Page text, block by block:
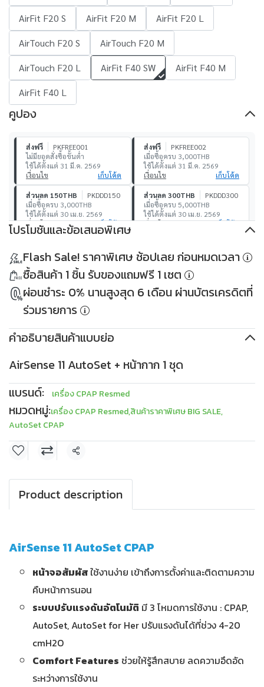
AirFit F20 S
AirFit F20 M
AirFit F20 L
AirTouch F20 S
AirTouch F20 M
AirTouch F20 L
AirFit F40 SW
AirFit F40 M
AirFit F40 L
คูปอง
ส่งฟรี
PKFREE001
ไม่มียอดสั่งซื้อขั้นต่ำ
ใช้ได้ตั้งแต่ 31 มี.ค. 2569
เงื่อนไข
เก็บโค้ด
ส่งฟรี
PKFREE002
เมื่อซื้อครบ 3,000THB
ใช้ได้ตั้งแต่ 31 มี.ค. 2569
เงื่อนไข
เก็บโค้ด
ส่วนลด 150THB
PKDDD150
เมื่อซื้อครบ 3,000THB
ใช้ได้ตั้งแต่ 30 เม.ย. 2569
เงื่อนไข
เก็บโค้ด
ส่วนลด 300THB
PKDDD300
เมื่อซื้อครบ 5,000THB
ใช้ได้ตั้งแต่ 30 เม.ย. 2569
เงื่อนไข
เก็บโค้ด
เมื่อซื้อครบ 10,000THB
ใช้ได้ตั้งแต่ 30 เม.ย. 2569
เงื่อนไข
เก็บโค้ด
PKDDD1000
เมื่อซื้อครบ 30,000THB
ใช้ได้ตั้งแต่ 30 เม.ย. 2569
เงื่อนไข
โปรโมชันและข้อเสนอพิเศษ
Flash Sale! ราคาพิเศษ ช้อปเลย ก่อนหมดเวลา
ซื้อสินค้า 1 ชิ้น รับของแถมฟรี 1 เซต
ผ่อนชำระ 0% นานสูงสุด 6 เดือน ผ่านบัตรเครดิตที่
ร่วมรายการ
คำอธิบายสินค้าแบบย่อ
AirSense 11 AutoSet + หน้ากาก 1 ชุด
แบรนด์:
เครื่อง CPAP Resmed
หมวดหมู่:เครื่อง CPAP Resmed,สินค้าราคาพิเศษ BIG SALE,
AutoSet CPAP
แชร์
Product description
AirSense 11 AutoSet CPAP
หน้าจอสัมผัสใช้งานง่าย เข้าถึงการตั้งค่าและติดตามความ
คืบหน้าการนอน
ระบบปรับแรงดันอัตโนมัติ มี 3 โหมดการใช้งาน : CPAP,
AutoSet, AutoSet for Her ปรับแรงดันได้ที่ช่วง 4-20
cmH2O
Comfort Features ช่วยให้รู้สึกสบาย ลดความอึดอัด
ระหว่างการใช้งาน